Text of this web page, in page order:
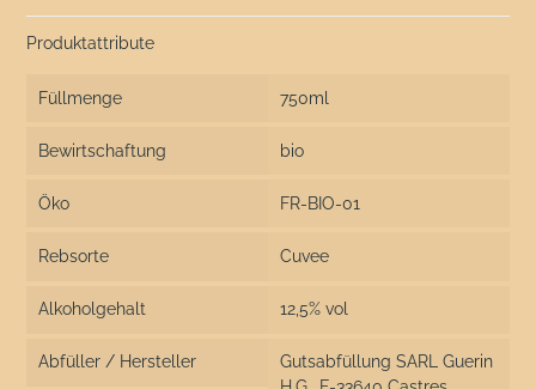
Produktattribute
Füllmenge 750ml
Bewirtschaftung bio
Öko FR-BIO-01
Rebsorte Cuvee
Alkoholgehalt 12,5% vol
Abfüller / Hersteller
Gutsabfüllung SARL Guerin